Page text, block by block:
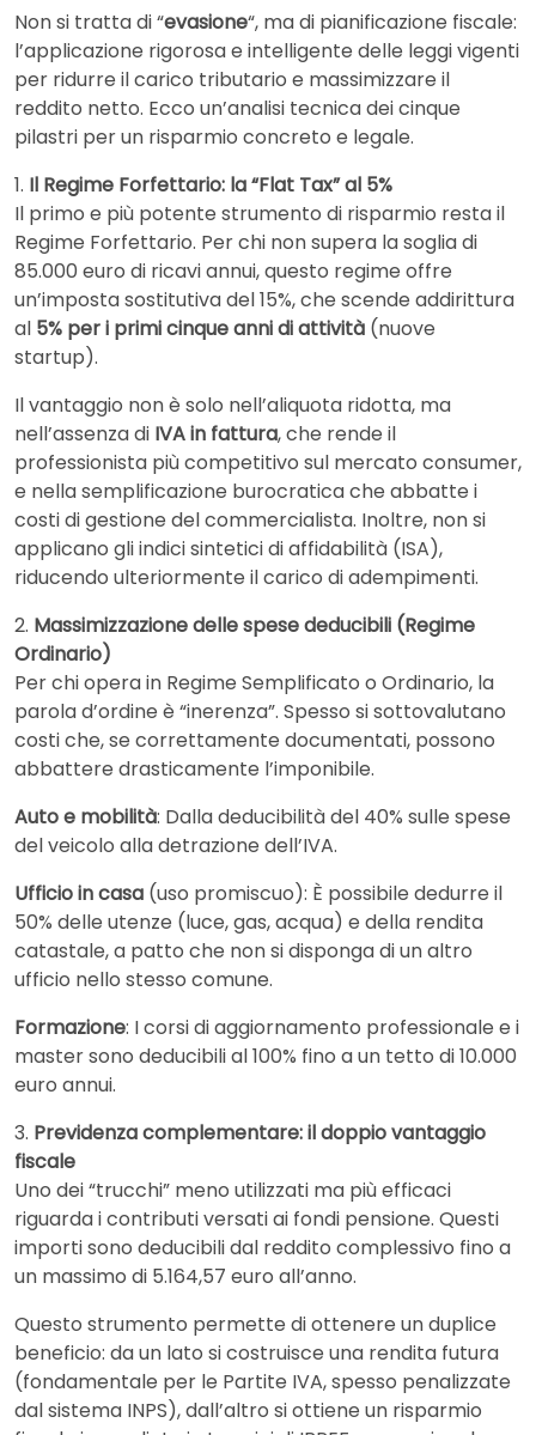
Non si tratta di “evasione“, ma di pianificazione fiscale:
l’applicazione rigorosa e intelligente delle leggi vigenti
per ridurre il carico tributario e massimizzare il
reddito netto. Ecco un’analisi tecnica dei cinque
pilastri per un risparmio concreto e legale.
1. Il Regime Forfettario: la “Flat Tax” al 5%
Il primo e più potente strumento di risparmio resta il
Regime Forfettario. Per chi non supera la soglia di
85.000 euro di ricavi annui, questo regime offre
un’imposta sostitutiva del 15%, che scende addirittura
al 5% per i primi cinque anni di attività (nuove
startup).
Il vantaggio non è solo nell’aliquota ridotta, ma
nell’assenza di IVA in fattura, che rende il
professionista più competitivo sul mercato consumer,
e nella semplificazione burocratica che abbatte i
costi di gestione del commercialista. Inoltre, non si
applicano gli indici sintetici di affidabilità (ISA),
riducendo ulteriormente il carico di adempimenti.
2. Massimizzazione delle spese deducibili (Regime
Ordinario)
Per chi opera in Regime Semplificato o Ordinario, la
parola d’ordine è “inerenza”. Spesso si sottovalutano
costi che, se correttamente documentati, possono
abbattere drasticamente l’imponibile.
Auto e mobilità: Dalla deducibilità del 40% sulle spese
del veicolo alla detrazione dell’IVA.
Ufficio in casa (uso promiscuo): È possibile dedurre il
50% delle utenze (luce, gas, acqua) e della rendita
catastale, a patto che non si disponga di un altro
ufficio nello stesso comune.
Formazione: I corsi di aggiornamento professionale e i
master sono deducibili al 100% fino a un tetto di 10.000
euro annui.
3. Previdenza complementare: il doppio vantaggio
fiscale
Uno dei “trucchi” meno utilizzati ma più efficaci
riguarda i contributi versati ai fondi pensione. Questi
importi sono deducibili dal reddito complessivo fino a
un massimo di 5.164,57 euro all’anno.
Questo strumento permette di ottenere un duplice
beneficio: da un lato si costruisce una rendita futura
(fondamentale per le Partite IVA, spesso penalizzate
dal sistema INPS), dall’altro si ottiene un risparmio